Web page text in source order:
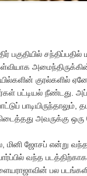
சந்திப்பதில்
பட்டியல் நீண்டது.
பாடியிருந்தாலும்,
அவருக்கு
ஜோசப் என்று
வந்த
பல